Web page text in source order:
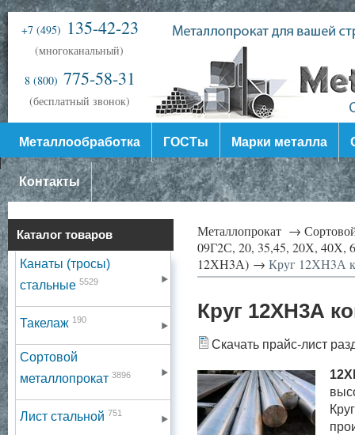
+7 (495) 135-42-23
(многоканальный)
8 (800) 775-58-31
(бесплатный звонок)
Металлообработка ГОСТы Марки металла
Контакты
Каталог товаров
Канаты (тросы)
стальные 5529
Такелаж 190
Сортовой
металлопрокат 3896
Лист стальной 751
Металлопрокат →
09Г2С, 20, 35,45, 20Х,
12ХН3А) → Круг 12ХН3А
Круг 12ХН3А
Скачать прайс-лист